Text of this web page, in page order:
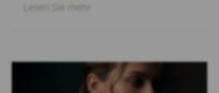
Lesen Sie mehr